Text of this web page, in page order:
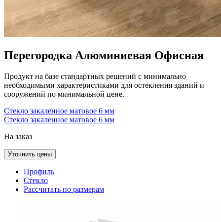
Перегородка Алюминиевая Офисная
Продукт на базе стандартных решений с минимально
необходимыми характеристиками для остекления зданий и
сооружений по минимальной цене.
Стекло закаленное матовое 6 мм
Стекло закаленное матовое 6 мм
На заказ
Уточнить цены
Профиль
Стекло
Рассчитать по размерам